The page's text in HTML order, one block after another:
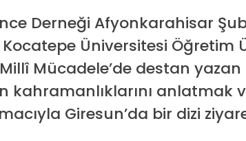
Derneği Afyonkarahisar
Üniversitesi Öğretim
Mücadele’de destan
kahramanlıklarını anlatmak
Giresun’da bir dizi